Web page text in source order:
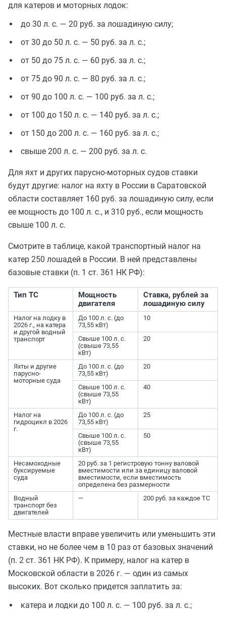
для катеров и моторных лодок:
до 30 л. с. — 20 руб. за лошадиную силу;
от 30 до 50 л. с. — 50 руб. за л. с.;
от 50 до 75 л. с. — 60 руб. за л. с.;
от 75 до 90 л. с. — 80 руб. за л. с.;
от 90 до 100 л. с. — 100 руб. за л. с.;
от 100 до 150 л. с. — 140 руб. за л. с.;
от 150 до 200 л. с. — 160 руб. за л. с.;
свыше 200 л. с. — 200 руб. за л. с.
Для яхт и других парусно-моторных судов ставки
будут другие: налог на яхту в России в Саратовской
области составляет 160 руб. за лошадиную силу, если
ее мощность до 100 л. с., и 310 руб., если мощность
свыше 100 л. с.
Смотрите в таблице, какой транспортный налог на
катер 250 лошадей в России. В ней представлены
базовые ставки (п. 1 ст. 361 НК РФ):
Тип ТС
Мощность
двигателя
Ставка, рублей за
лошадиную силу
Налог на лодку в
2026 г., на катера
и другой водный
транспорт
До 100 л. с. (до
73,55 кВт)
10
Свыше 100 л. с.
(свыше 73,55
кВт)
20
Яхты и другие
парусно-
моторные суда
До 100 л. с. (до
73,55 кВт)
20
Свыше 100 л. с.
(свыше 73,55
кВт)
40
Налог на
гидроцикл в 2026
г.
До 100 л. с. (до
73,55 кВт)
25
Свыше 100 л. с.
(свыше 73,55
кВт)
50
Несамоходные
буксируемые
суда
20 руб. за 1 регистровую тонну валовой
вместимости или за единицу валовой
вместимости, если вместимость
определена без размерности
Водный
транспорт без
двигателей
— 200 руб. за каждое ТС
Местные власти вправе увеличить или уменьшить эти
ставки, но не более чем в 10 раз от базовых значений
(п. 2 ст. 361 НК РФ). К примеру, налог на катер в
Московской области в 2026 г. — один из самых
высоких. Вот сколько придется заплатить за:
катера и лодки до 100 л. с. — 100 руб. за л. с.;